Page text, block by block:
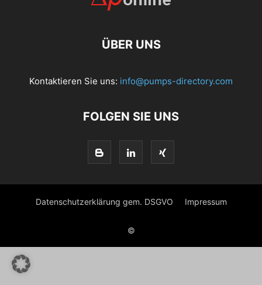
ÜBER UNS
Kontaktieren Sie uns: info@pumps-directory.com
FOLGEN SIE UNS
Datenschutzerklärung gem. DSGVO Impressum
©